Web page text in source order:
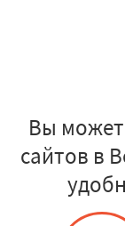
Вы
сайтов в